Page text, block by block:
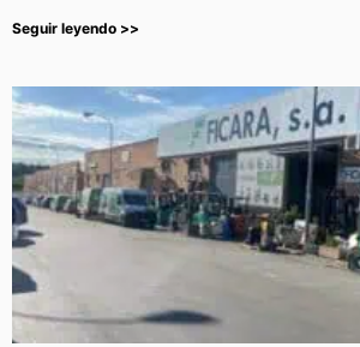
Seguir leyendo >>